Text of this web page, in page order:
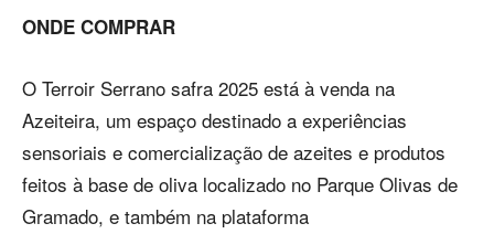
ONDE COMPRAR
O Terroir Serrano safra 2025 está à venda na
Azeiteira, um espaço destinado a experiências
sensoriais e comercialização de azeites e produtos
feitos à base de oliva localizado no Parque Olivas de
Gramado, e também na plataforma